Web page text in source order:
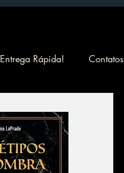
Entrega Rápida! Contatos